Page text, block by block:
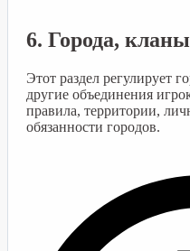
6. Города,
Этот раздел регулирует
другие объединения
правила, территории,
обязанности городов.